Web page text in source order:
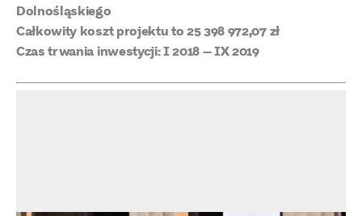
Dolnośląskiego
Całkowity koszt projektu to 25 398 972,07 zł
Czas trwania inwestycji: I 2018 – IX 2019